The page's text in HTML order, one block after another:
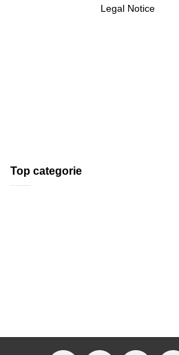
Legal Notice
Top categorie